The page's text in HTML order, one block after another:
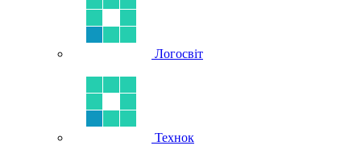
Логосвіт
Технок